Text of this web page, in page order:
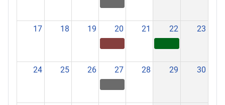
17 18 19 20 21 22 23
24 25 26 27 28 29 30